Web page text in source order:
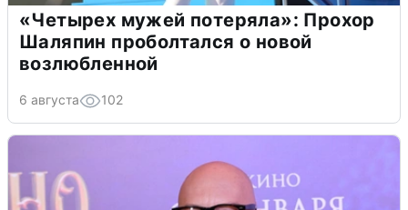
«Четырех мужей потеряла»: Прохор
Шаляпин проболтался о новой
возлюбленной
6 августа 102